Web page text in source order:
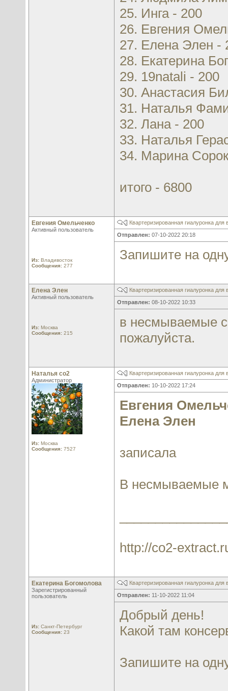
25. Инга - 200
26. Евгения
27. Елена Элен -
28. Екатерина
29. 19natali - 200
30. Анастасия
31. Наталья
32. Лана - 200
33. Наталья
34. Марина
итого - 6800
Евгения Омельченко
Активный пользователь
Из: Владивосток
Сообщения: 277
Квартеризированная гиалуронка для
Отправлен: 07-10-2022 20:18
Запишите на
Елена Элен
Активный пользователь
Из: Москва
Сообщения: 215
Квартеризированная гиалуронка для
Отправлен: 08-10-2022 10:33
в несмываемые
пожалуйста.
Наталья со2
Администратор
Из: Москва
Сообщения: 7527
Квартеризированная гиалуронка для
Отправлен: 10-10-2022 17:24
Евгения
Елена Элен
записала
В несмываемые
http://co2-
Екатерина Богомолова
Зарегистрированный
пользователь
Из: Санкт-Петербург
Сообщения: 23
Квартеризированная гиалуронка для
Отправлен: 11-10-2022 11:04
Добрый день!
Какой там
Запишите на